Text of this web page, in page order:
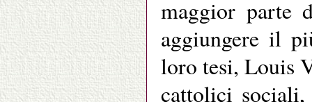
maggior parte
aggiungere il
loro tesi, Louis
cattolici